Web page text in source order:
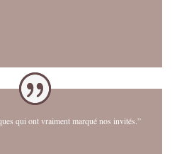
qui ont vraiment marqué nos invités.”